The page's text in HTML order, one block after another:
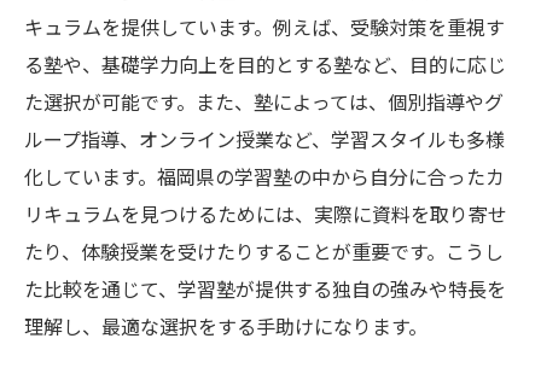
キュラムを提供しています。例えば、受験対策を重視す
る塾や、基礎学力向上を目的とする塾など、目的に応じ
た選択が可能です。また、塾によっては、個別指導やグ
ループ指導、オンライン授業など、学習スタイルも多様
化しています。福岡県の学習塾の中から自分に合ったカ
リキュラムを見つけるためには、実際に資料を取り寄せ
たり、体験授業を受けたりすることが重要です。こうし
た比較を通じて、学習塾が提供する独自の強みや特長を
理解し、最適な選択をする手助けになります。